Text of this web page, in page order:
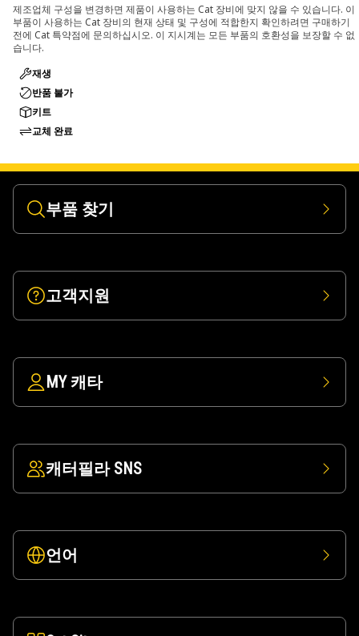
Applications:
The Square Plug Grinding Wheel is used on straight shaft
grinders for working on flat surfaces, where it performs
grinding, smoothing, and surface finishing in both
horizontal and vertical positions.
제조업체 구성을 변경하면 제품이 사용하는 Cat 장비에 맞지 않을 수 있습니다. 이
부품이 사용하는 Cat 장비의 현재 상태 및 구성에 적합한지 확인하려면 구매하기
전에 Cat 특약점에 문의하십시오. 이 지시계는 모든 부품의 호환성을 보장할 수 없
습니다.
재생
반품 불가
키트
교체 완료
부품 찾기
고객지원
MY 캐타
캐터필라 SNS
언어